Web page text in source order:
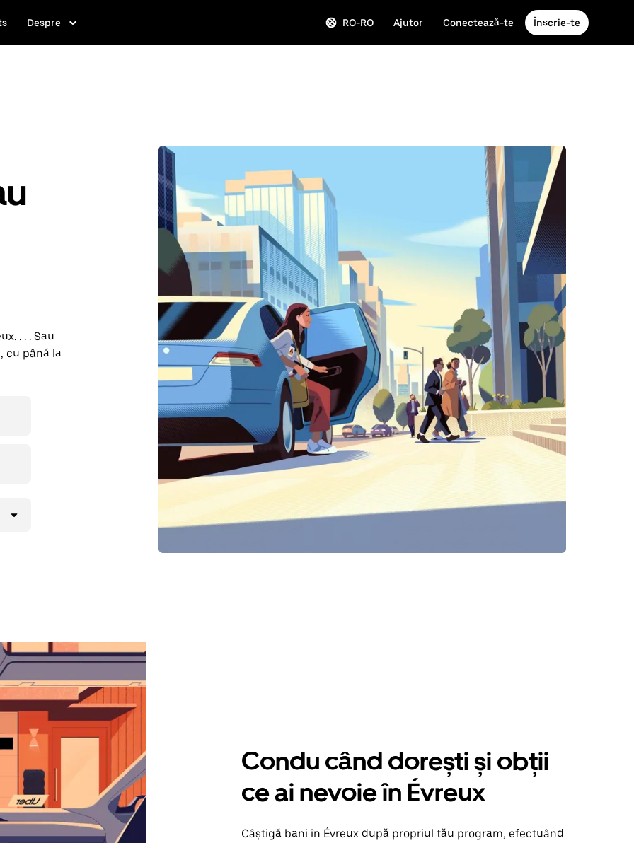
Despre RO-RO Ajutor Conectează-te Înscrie-te
. . . Sau
cu până la
Condu când dorești și obții
ce ai nevoie în Évreux
Câștigă bani în Évreux după propriul tău program, efectuând